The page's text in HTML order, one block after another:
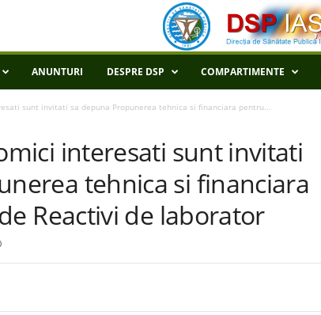
ANUNTURI DESPRE DSP COMPARTIMENTE
sunt invitati sa depuna Propunerea tehnica si financiara pentru...
interesati sunt invitati
tehnica si financiara
Reactivi de laborator